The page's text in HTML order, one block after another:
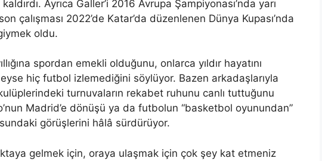
Ayrıca Galler’i 2016 Avrupa Şampiyonası’nda yarı
son çalışması 2022’de Katar’da düzenlenen Dünya Kupası’nda
oldu.
spordan emekli olduğunu, onlarca yıldır hayatını
hiç futbol izlemediğini söylüyor. Bazen arkadaşlarıyla
turnuvaların rekabet ruhunu canlı tuttuğunu
Madrid’e dönüşü ya da futbolun “basketbol oyunundan”
görüşlerini hâlâ sürdürüyor.
gelmek için, oraya ulaşmak için çok şey kat etmeniz